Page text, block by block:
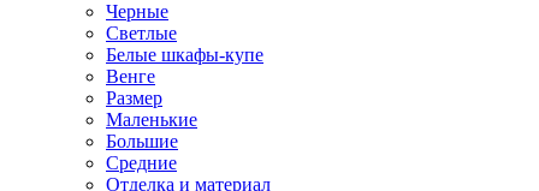
Черные
Светлые
Белые шкафы-купе
Венге
Размер
Маленькие
Большие
Средние
Отделка и материал